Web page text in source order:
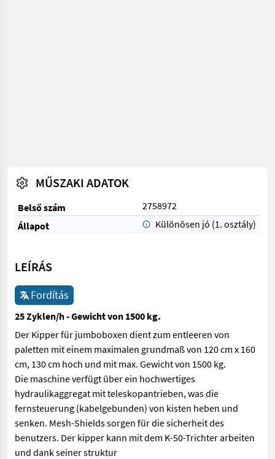
MŰSZAKI ADATOK
Belső szám
2758972
Állapot
Különösen jó (1. osztály)
LEÍRÁS
Fordítás
25 Zyklen/h - Gewicht von 1500 kg.
Der Kipper für jumboboxen dient zum entleeren von
paletten mit einem maximalen grundmaß von 120 cm x 160
cm, 130 cm hoch und mit max. Gewicht von 1500 kg.
Die maschine verfügt über ein hochwertiges
hydraulikaggregat mit teleskopantrieben, was die
fernsteuerung (kabelgebunden) von kisten heben und
senken. Mesh-Shields sorgen für die sicherheit des
benutzers. Der kipper kann mit dem K-50-Trichter arbeiten
und dank seiner struktur